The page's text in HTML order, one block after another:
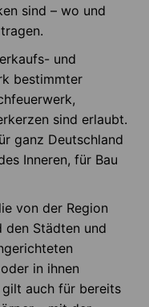
sind – wo und
und
bestimmter
sind erlaubt.
ganz Deutschland
Inneren, für Bau
von der Region
den Städten und
in ihnen
auch für bereits